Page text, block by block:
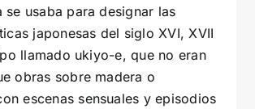
se usaba para designar las
japonesas del siglo XVI, XVII
llamado ukiyo-e, que no eran
obras sobre madera o
escenas sensuales y episodios